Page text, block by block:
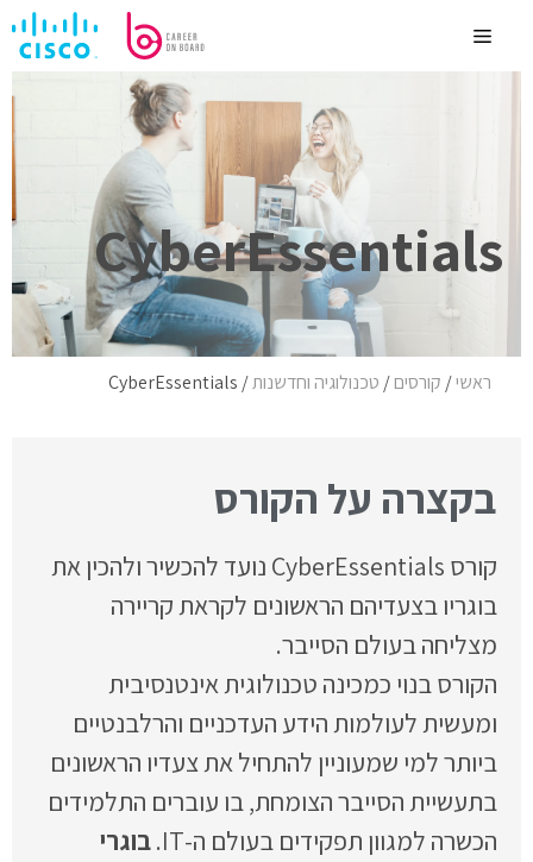
לתוכןMenu
CyberEssentials
ראשי/ קורסים/ טכנולוגיה וחדשנות/
CyberEssentials
בקצרה על הקורס
קורס CyberEssentials נועד להכשיר ולהכין את
בוגריו בצעדיהם הראשונים לקראת קריירה
מצליחה בעולם הסייבר.
הקורס בנוי כמכינה טכנולוגית אינטנסיבית
ומעשית לעולמות הידע העדכניים והרלבנטיים
ביותר למי שמעוניין להתחיל את צעדיו הראשונים
בתעשיית הסייבר הצומחת, בו עוברים התלמידים
הכשרה למגוון תפקידים בעולם ה-IT.
בוגרי